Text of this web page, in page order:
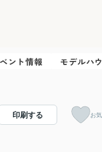
ント情報 モデルハ
印刷する お